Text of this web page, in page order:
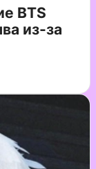
BTS
из-за